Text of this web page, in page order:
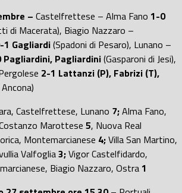
– Castelfrettese – Alma Fano 1-0
di Macerata), Biagio Nazzaro –
1 Gagliardi(Spadoni di Pesaro), Lunano –
Pagliardini, Pagliardini(Gasparoni di Jesi),
2-1 Lattanzi (P), Fabrizi (T),
Castelfrettese, Lunano 7;Alma Fano,
Marottese 5, Nuova Real
Montemarcianese 4;Villa San Martino,
Valfoglia3;Vigor Castelfidardo,
Biagio Nazzaro, Ostra1